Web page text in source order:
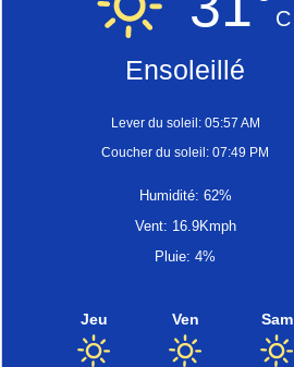
C
Ensoleillé
Lever du soleil: 05:57 AM
Coucher du soleil: 07:49 PM
Humidité: 62%
Vent: 16.9Kmph
Pluie: 4%
Jeu Ven Sam